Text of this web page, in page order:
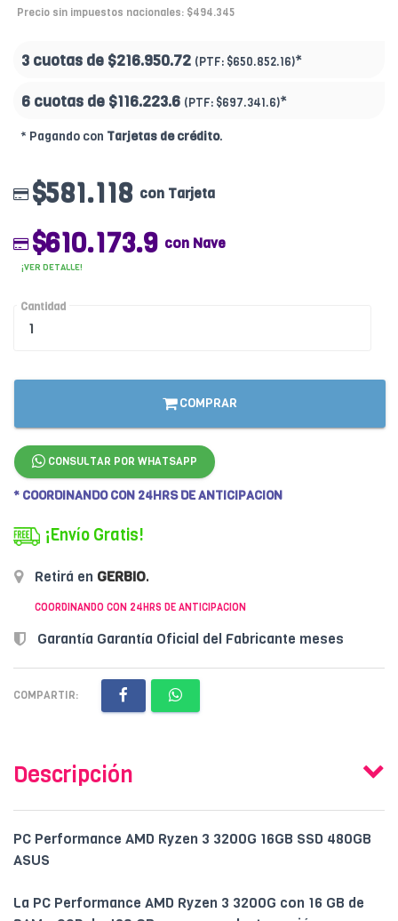
Precio sin impuestos nacionales: $494.345
3 cuotas de $216.950.72 (PTF: $650.852.16)*
6 cuotas de $116.223.6 (PTF: $697.341.6)*
* Pagando con Tarjetas de crédito.
$581.118 con Tarjeta
$610.173.9 con Nave
¡VER DETALLE!
Cantidad
COMPRAR
CONSULTAR POR WHATSAPP
* COORDINANDO CON 24HRS DE ANTICIPACION
¡Envío Gratis!
Retirá en GERBIO.
COORDINANDO CON 24HRS DE ANTICIPACION
Garantía Garantía Oficial del Fabricante meses
COMPARTIR:
Descripción
PC Performance AMD Ryzen 3 3200G 16GB SSD 480GB
ASUS
La PC Performance AMD Ryzen 3 3200G con 16 GB de